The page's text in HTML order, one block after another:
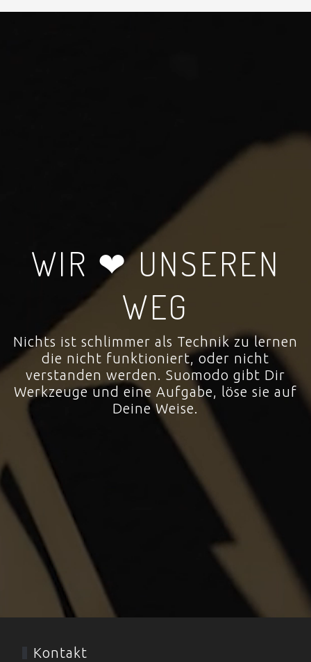
WIR ❤ UNSEREN
WEG
Nichts ist schlimmer als Technik zu lernen
die nicht funktioniert, oder nicht
verstanden werden. Suomodo gibt Dir
Werkzeuge und eine Aufgabe, löse sie auf
Deine Weise.
Kontakt